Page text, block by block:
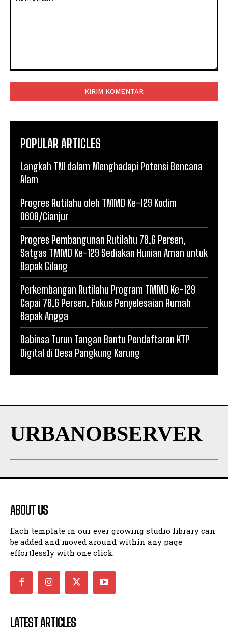
POPULAR ARTICLES
Langkah TNI dalam Menghadapi Potensi Bencana
Alam
Progres Rutilahu oleh TMMD Ke-129 Kodim
0608/Cianjur
Progres Pembangunan Rutilahu 78,6 Persen,
Satgas TMMD Ke-129 Sediakan Hunian Aman untuk
Bapak Gilang
Perkembangan Rutilahu Program TMMD Ke-129
Capai 78,6 Persen, Fokus Penyelesaian Rumah
Bapak Angga
Babinsa Turun Tangan Bantu Pendaftaran KTP
Digital di Desa Pangkung Karung
URBANOBSERVER
ABOUT US
Each template in our ever growing studio library can
be added and moved around within any page
effortlessly with one click.
LATEST ARTICLES